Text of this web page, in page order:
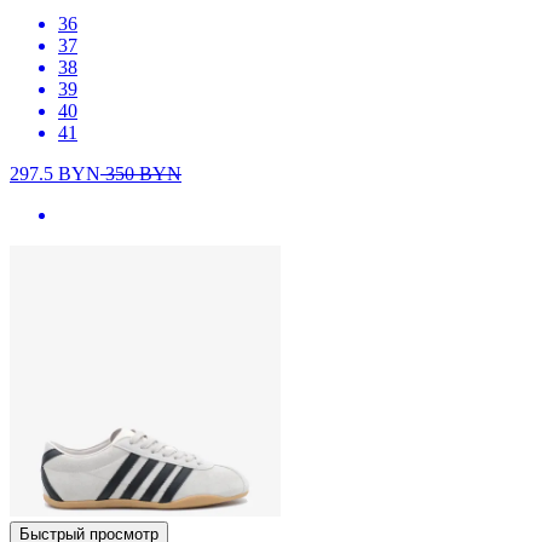
36
37
38
39
40
41
297.5 BYN350BYN
Быстрый просмотр